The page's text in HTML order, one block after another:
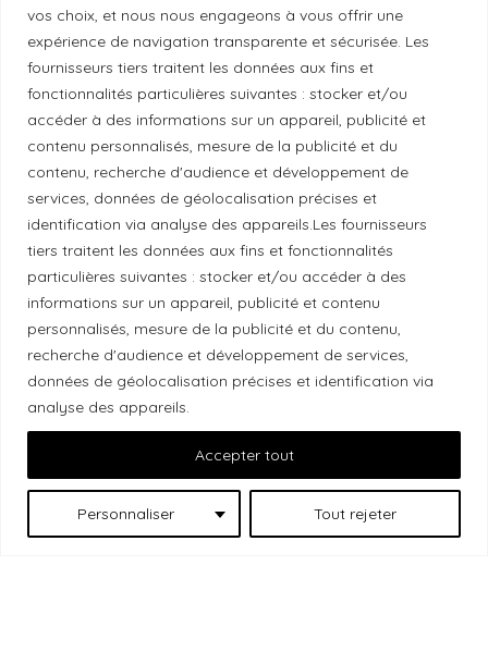
vos choix, et nous nous engageons à vous offrir une
expérience de navigation transparente et sécurisée. Les
fournisseurs tiers traitent les données aux fins et
fonctionnalités particulières suivantes : stocker et/ou
accéder à des informations sur un appareil, publicité et
contenu personnalisés, mesure de la publicité et du
contenu, recherche d'audience et développement de
services, données de géolocalisation précises et
identification via analyse des appareils.Les fournisseurs
tiers traitent les données aux fins et fonctionnalités
particulières suivantes : stocker et/ou accéder à des
informations sur un appareil, publicité et contenu
personnalisés, mesure de la publicité et du contenu,
recherche d'audience et développement de services,
données de géolocalisation précises et identification via
analyse des appareils.
Personnaliser Tout rejeter
Accepter tout
Politique de diversité
Politique éthique
Reconnaissance du territoire
Local Market, marque portée par la société Les
Chats Gourmets Ltd. tient à souligner que ses
installations, situées au 511 Lacolle Way (Ottawa-
Orléans), se trouvent sur le territoire traditionnel non
cédé du peuple algonquin anichinabé. Nous
autochtones qui sont les gardiens historiques et
actuels de ces terres.